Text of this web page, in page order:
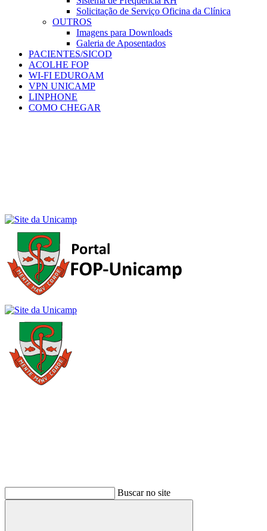
Solicitação de Serviço Oficina da Clínica
OUTROS
Imagens para Downloads
Galeria de Aposentados
PACIENTES/SICOD
ACOLHE FOP
WI-FI EDUROAM
VPN UNICAMP
LINPHONE
COMO CHEGAR
Buscar no site